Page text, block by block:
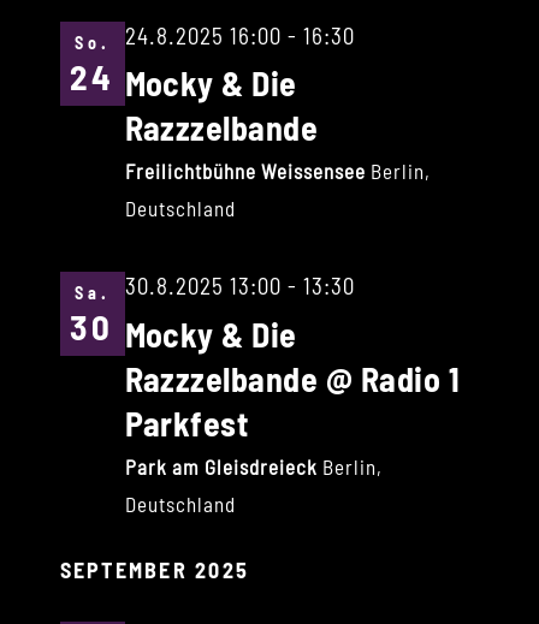
So.
24
24.8.2025 16:00 - 16:30
Mocky & Die
Razzzelbande
Freilichtbühne Weissensee Berlin,
Deutschland
Sa.
30
30.8.2025 13:00 - 13:30
Mocky & Die
Razzzelbande @ Radio 1
Parkfest
Park am Gleisdreieck Berlin,
Deutschland
SEPTEMBER 2025